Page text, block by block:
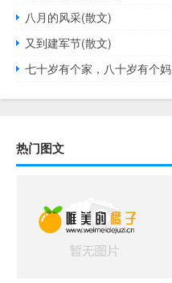
八月的风采(散文)
又到建军节(散文)
七十岁有个家，八十岁有个妈
热门图文